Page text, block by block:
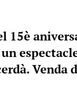
15è
Venda